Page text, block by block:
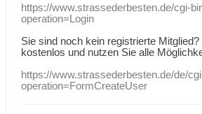
https://www.strassederbesten.de/cgi-
operation=Login
Sie sind noch kein registrierte
kostenlos und nutzen Sie alle
https://www.strassederbesten.de/de/
operation=FormCreateUser